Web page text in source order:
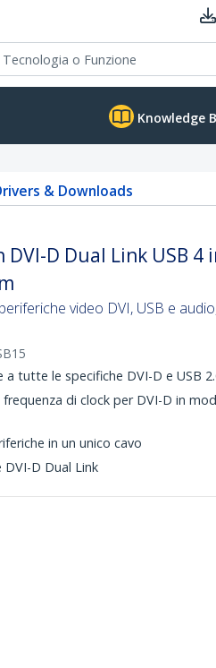
Knowledge
& Downloads
DVI-D Dual Link USB 4
video DVI, USB e
a tutte le specifiche DVI-D e USB
di clock per DVI-D in
in un unico cavo
D Dual Link